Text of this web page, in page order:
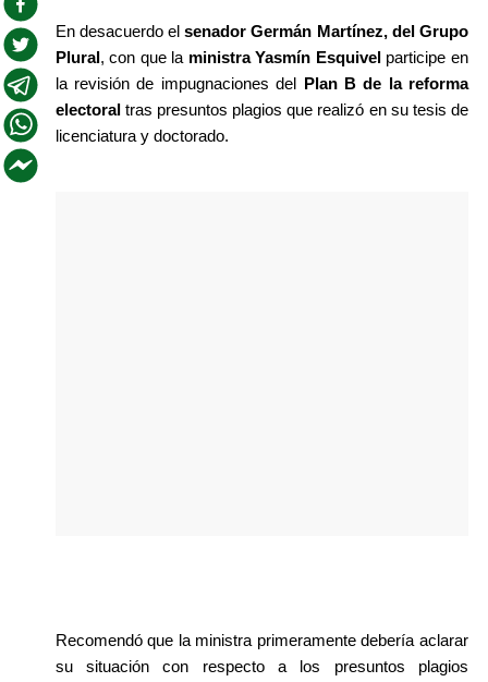
En desacuerdo el senador Germán Martínez, del Grupo
Plural , con que la ministra Yasmín Esquivel participe en
la revisión de impugnaciones del
Plan B de la reforma
electoral tras presuntos plagios que realizó en su tesis de
licenciatura y doctorado.
Recomendó que la ministra primeramente debería aclarar
su situación con respecto a los presuntos plagios